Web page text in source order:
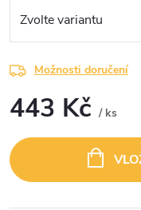
Možnosti doručení
443 Kč / ks
cena: